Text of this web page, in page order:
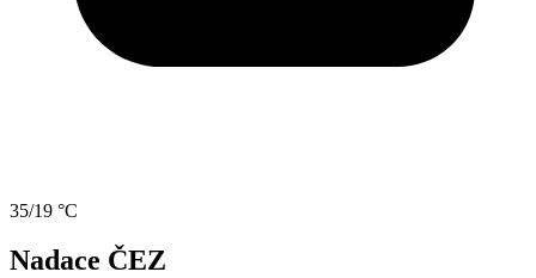
35/19 °C
Nadace ČEZ